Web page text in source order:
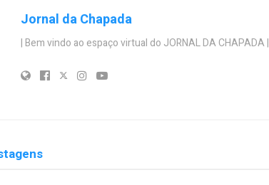
Jornal da Chapada
| Bem vindo ao espaço virtual do JORNAL DA CHAPADA |